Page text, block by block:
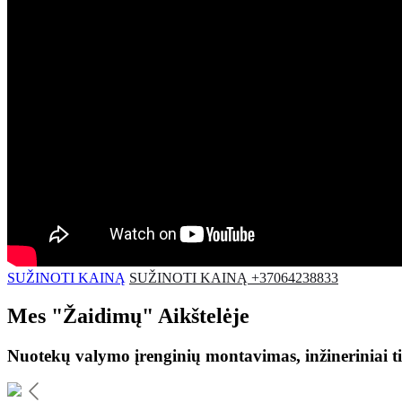
SUŽINOTI KAINĄ SUŽINOTI KAINĄ +37064238833
Mes "Žaidimų" Aikštelėje
Nuotekų valymo įrenginių montavimas, inžineriniai